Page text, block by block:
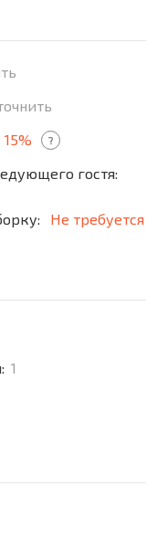
15% ?
гостя:
Не требуется
1